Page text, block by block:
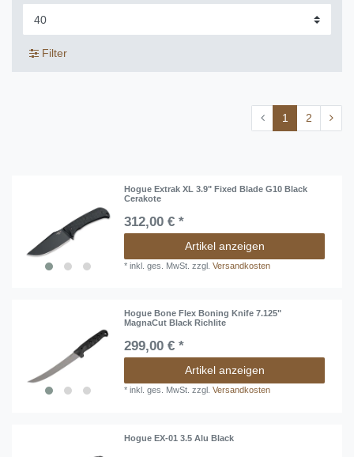
Filter
1 2
Hogue Extrak XL 3.9" Fixed Blade G10 Black
Cerakote
312,00 € *
Artikel anzeigen
*inkl. ges. MwSt. zzgl.Versandkosten
Hogue Bone Flex Boning Knife 7.125"
MagnaCut Black Richlite
299,00 € *
Artikel anzeigen
*inkl. ges. MwSt. zzgl.Versandkosten
Hogue EX-01 3.5 Alu Black